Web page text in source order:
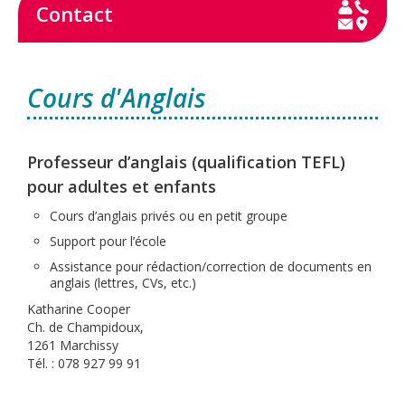
Contact
Cours d'Anglais
Professeur d’anglais (qualification TEFL)
pour adultes et enfants
Cours d’anglais privés ou en petit groupe
Support pour l’école
Assistance pour rédaction/correction de documents en
anglais (lettres, CVs, etc.)
Katharine Cooper
Ch. de Champidoux,
1261 Marchissy
Tél. : 078 927 99 91